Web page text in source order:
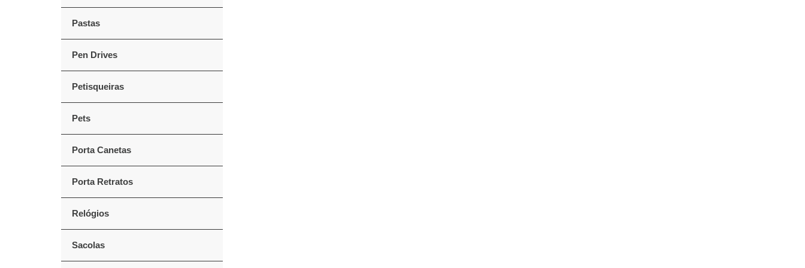
Pastas
Pen Drives
Petisqueiras
Pets
Porta Canetas
Porta Retratos
Relógios
Sacolas